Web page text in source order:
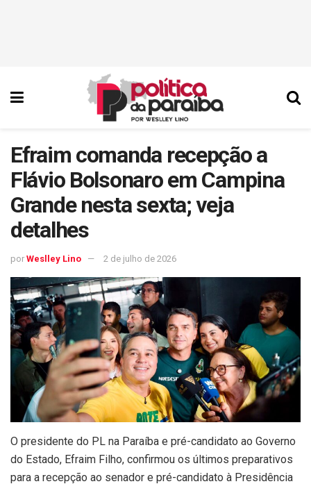
Efraim comanda recepção a
Flávio Bolsonaro em Campina
Grande nesta sexta; veja
detalhes
por Weslley Lino 2 de julho de 2026
O presidente do PL na Paraíba e pré-candidato ao Governo
do Estado, Efraim Filho, confirmou os últimos preparativos
para a recepção ao senador e pré-candidato à Presidência